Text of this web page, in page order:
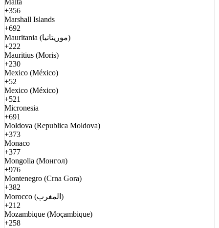
Malta
+356
Marshall Islands
+692
Mauritania (موريتانيا)
+222
Mauritius (Moris)
+230
Mexico (México)
+52
Mexico (México)
+521
Micronesia
+691
Moldova (Republica Moldova)
+373
Monaco
+377
Mongolia (Монгол)
+976
Montenegro (Crna Gora)
+382
Morocco (المغرب)
+212
Mozambique (Moçambique)
+258